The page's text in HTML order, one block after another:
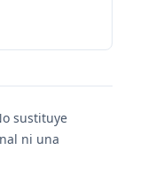
sustituye
ni una